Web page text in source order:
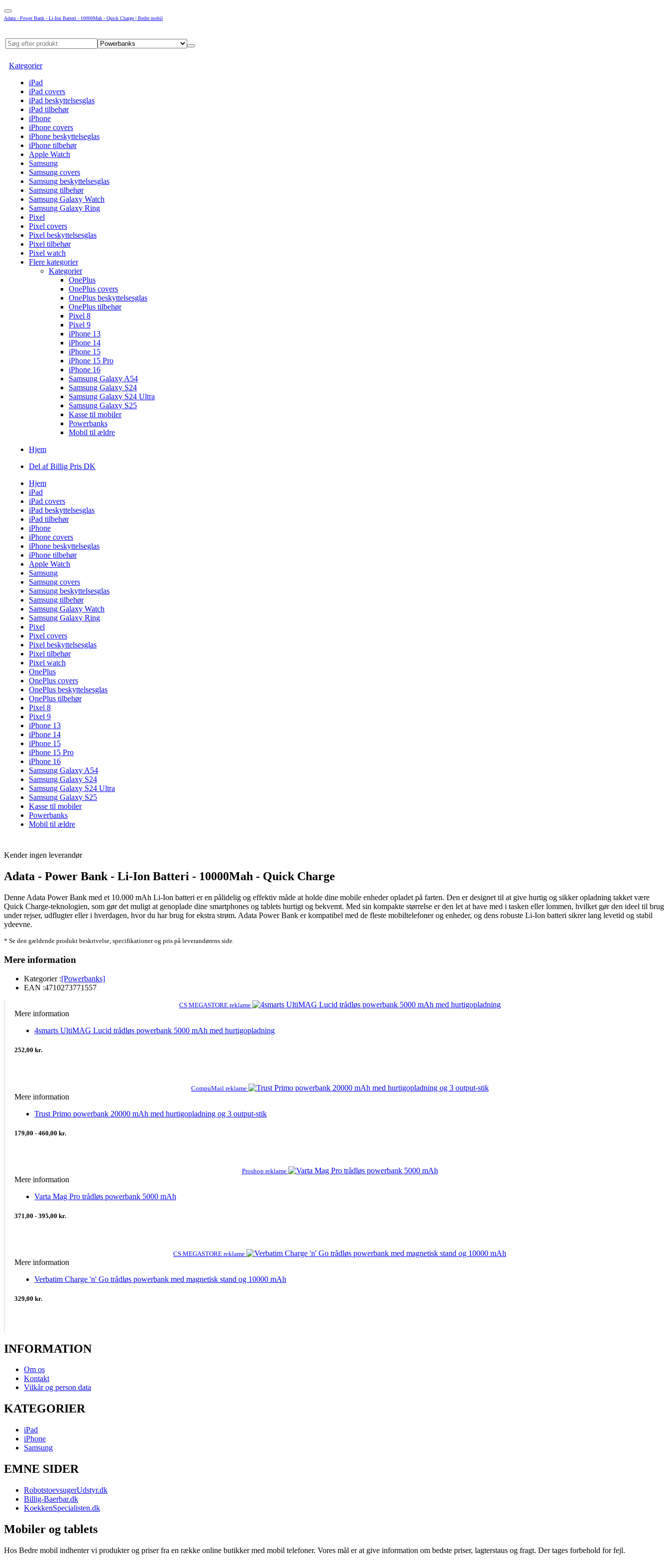
Adata - Power Bank - Li-Ion Batteri - 10000Mah - Quick Charge | Bedre mobil
Kategorier
iPad
iPad covers
iPad beskyttelsesglas
iPad tilbehør
iPhone
iPhone covers
iPhone beskyttelseglas
iPhone tilbehør
Apple Watch
Samsung
Samsung covers
Samsung beskyttelsesglas
Samsung tilbehør
Samsung Galaxy Watch
Samsung Galaxy Ring
Pixel
Pixel covers
Pixel beskyttelsesglas
Pixel tilbehør
Pixel watch
Flere kategorier
Kategorier
OnePlus
OnePlus covers
OnePlus beskyttelsesglas
OnePlus tilbehør
Pixel 8
Pixel 9
iPhone 13
iPhone 14
iPhone 15
iPhone 15 Pro
iPhone 16
Samsung Galaxy A54
Samsung Galaxy S24
Samsung Galaxy S24 Ultra
Samsung Galaxy S25
Kasse til mobiler
Powerbanks
Mobil til ældre
Hjem
Del af Billig Pris DK
Hjem
iPad
iPad covers
iPad beskyttelsesglas
iPad tilbehør
iPhone
iPhone covers
iPhone beskyttelseglas
iPhone tilbehør
Apple Watch
Samsung
Samsung covers
Samsung beskyttelsesglas
Samsung tilbehør
Samsung Galaxy Watch
Samsung Galaxy Ring
Pixel
Pixel covers
Pixel beskyttelsesglas
Pixel tilbehør
Pixel watch
OnePlus
OnePlus covers
OnePlus beskyttelsesglas
OnePlus tilbehør
Pixel 8
Pixel 9
iPhone 13
iPhone 14
iPhone 15
iPhone 15 Pro
iPhone 16
Samsung Galaxy A54
Samsung Galaxy S24
Samsung Galaxy S24 Ultra
Samsung Galaxy S25
Kasse til mobiler
Powerbanks
Mobil til ældre
Kender ingen leverandør
Adata - Power Bank - Li-Ion Batteri - 10000Mah - Quick Charge
Denne Adata Power Bank med et 10.000 mAh Li-Ion batteri er en pålidelig og effektiv måde at holde dine mobile enheder opladet på farten. Den er designet til at give hurtig og sikker opladning takket være
Quick Charge-teknologien, som gør det muligt at genoplade dine smartphones og tablets hurtigt og bekvemt. Med sin kompakte størrelse er den let at have med i tasken eller lommen, hvilket gør den ideel til brug
under rejser, udflugter eller i hverdagen, hvor du har brug for ekstra strøm. Adata Power Bank er kompatibel med de fleste mobiltelefoner og enheder, og dens robuste Li-Ion batteri sikrer lang levetid og stabil
ydeevne.
* Se den gældende produkt beskrivelse, specifikationer og pris på leverandørens side.
Mere information
Kategorier :[Powerbanks]
EAN :4710273771557
CS MEGASTORE reklame
Mere information
4smarts UltiMAG Lucid trådløs powerbank 5000 mAh med hurtigopladning
252,00 kr.
CompuMail reklame
Mere information
Trust Primo powerbank 20000 mAh med hurtigopladning og 3 output-stik
179,00 - 460,00 kr.
Proshop reklame
Mere information
Varta Mag Pro trådløs powerbank 5000 mAh
371,00 - 395,00 kr.
CS MEGASTORE reklame
Mere information
Verbatim Charge 'n' Go trådløs powerbank med magnetisk stand og 10000 mAh
329,00 kr.
INFORMATION
Om os
Kontakt
Vilkår og person data
KATEGORIER
iPad
iPhone
Samsung
EMNE SIDER
RobotstoevsugerUdstyr.dk
Billig-Baerbar.dk
KoekkenSpecialisten.dk
Mobiler og tablets
Hos Bedre mobil indhenter vi produkter og priser fra en række online butikker med mobil telefoner. Vores mål er at give information om bedste priser, lagterstaus og fragt. Der tages forbehold for fejl.